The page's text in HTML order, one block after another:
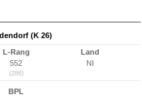
(K 26)
L-Rang
552
(286)
Land
NI
BPL